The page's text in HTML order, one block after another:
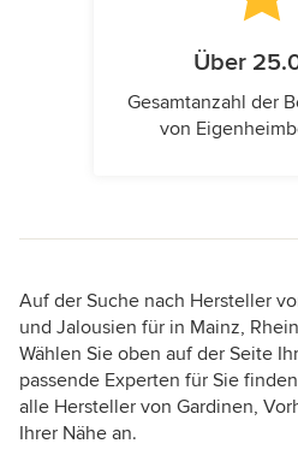
Über
Gesamtanzahl der
von
Auf der Suche nach Hersteller
und Jalousien für in Mainz,
Wählen Sie oben auf der Seite
passende Experten für Sie
alle Hersteller von Gardinen,
Ihrer Nähe an.